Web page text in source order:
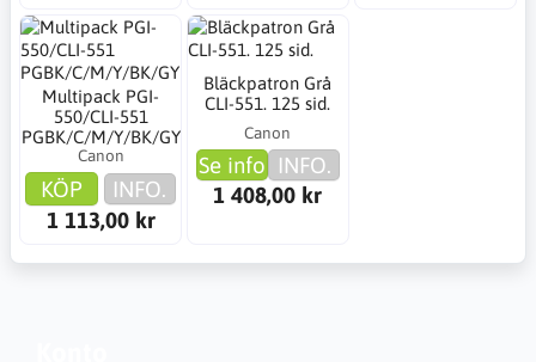
Multipack PGI-
550/CLI-551
PGBK/C/M/Y/BK/GY
Canon
KÖP
INFO.
1 113,00 kr
Bläckpatron Grå
CLI-551. 125 sid.
Canon
Se info INFO.
1 408,00 kr